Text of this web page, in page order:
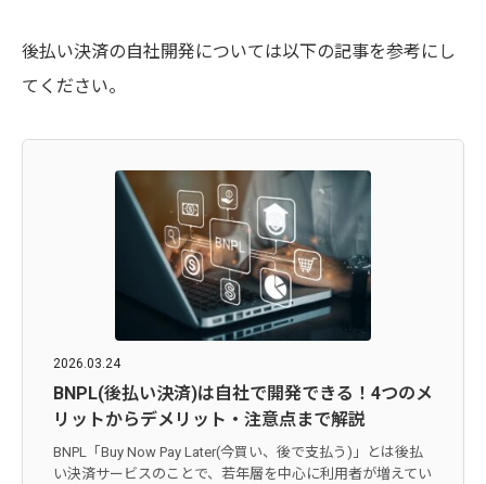
後払い決済の自社開発については以下の記事を参考にし
てください。
2026.03.24
BNPL(後払い決済)は自社で開発できる！4つのメ
リットからデメリット・注意点まで解説
BNPL「Buy Now Pay Later(今買い、後で支払う)」とは後払
い決済サービスのことで、若年層を中心に利用者が増えてい